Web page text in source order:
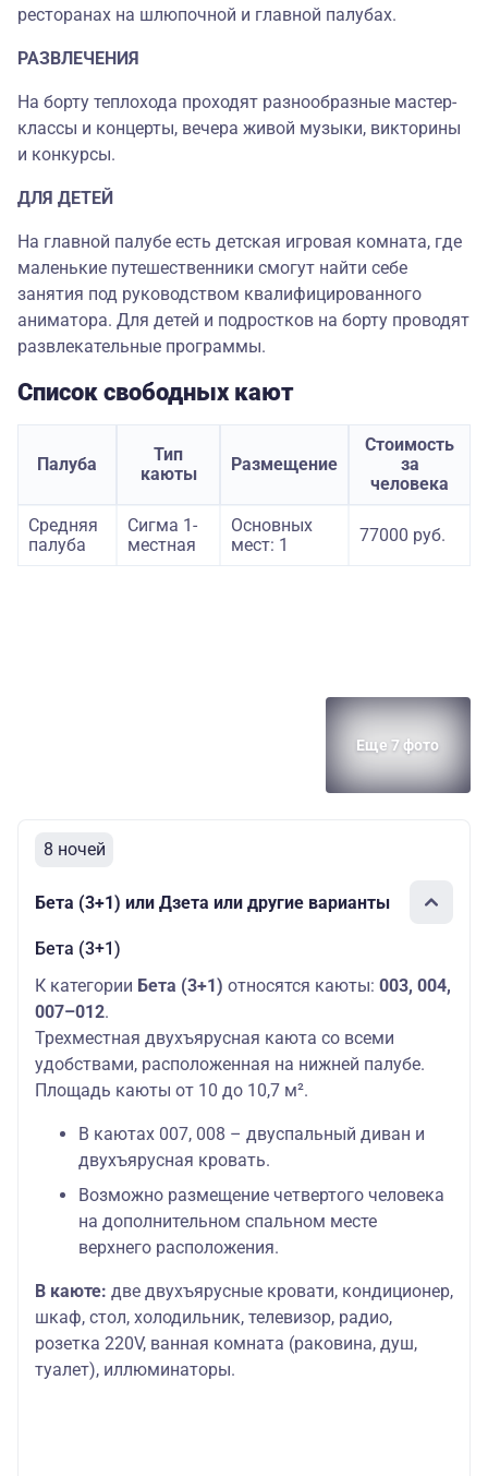
ресторанах на шлюпочной и главной палубах.
РАЗВЛЕЧЕНИЯ
На борту теплохода проходят разнообразные мастер-
классы и концерты, вечера живой музыки, викторины
и конкурсы.
ДЛЯ ДЕТЕЙ
На главной палубе есть детская игровая комната, где
маленькие путешественники смогут найти себе
занятия под руководством квалифицированного
аниматора. Для детей и подростков на борту проводят
развлекательные программы.
Список свободных кают
Палуба
Тип
каюты
Размещение
Стоимость
за
человека
Средняя
палуба
Сигма 1-
местная
Основных
мест: 1
77000 руб.
Еще 7 фото
8 ночей
Бета (3+1) или Дзета или другие варианты
Бета (3+1)
К категории Бета (3+1) относятся каюты: 003, 004,
007–012.
Трехместная двухъярусная каюта со всеми
удобствами, расположенная на нижней палубе.
Площадь каюты от 10 до 10,7 м².
В каютах 007, 008 – двуспальный диван и
двухъярусная кровать.
Возможно размещение четвертого человека
на дополнительном спальном месте
верхнего расположения.
В каюте: две двухъярусные кровати, кондиционер,
шкаф, стол, холодильник, телевизор, радио,
розетка 220V, ванная комната (раковина, душ,
туалет), иллюминаторы.